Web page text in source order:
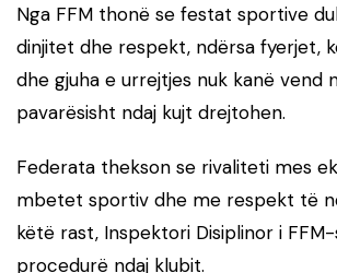
Nga FFM thonë se festat sportive
dinjitet dhe respekt, ndërsa fyerjet,
dhe gjuha e urrejtjes nuk kanë vend
pavarësisht ndaj kujt drejtohen.
Federata thekson se rivaliteti mes
mbetet sportiv dhe me respekt të
këtë rast, Inspektori Disiplinor i
procedurë ndaj klubit.